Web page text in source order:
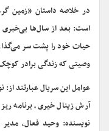
در خلاصه داستان «زمین
است: بعد از سال‌ها بی‌خبری
حیات خود را پشت سر
وصیتی که زندگی برادر
عوامل این سریال عبارتند از:
آرش زینال خیری، برنامه
نویسنده: وحید فعال،